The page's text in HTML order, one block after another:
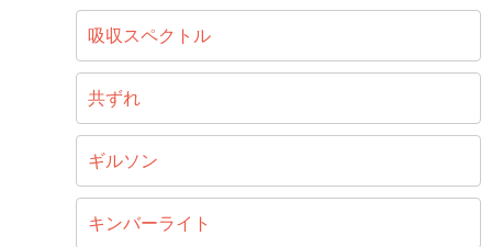
吸収スペクトル
共ずれ
ギルソン
キンバーライト